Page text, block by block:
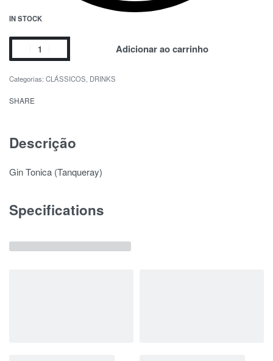
IN STOCK
Adicionar ao carrinho
Categorias: CLÁSSICOS DRINKS
SHARE
Descrição
Gin Tonica (Tanqueray)
Specifications